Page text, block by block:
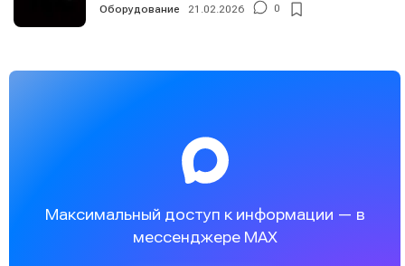
Оборудование 21.02.2026 0
Максимальный доступ к информации — в
мессенджере MAX